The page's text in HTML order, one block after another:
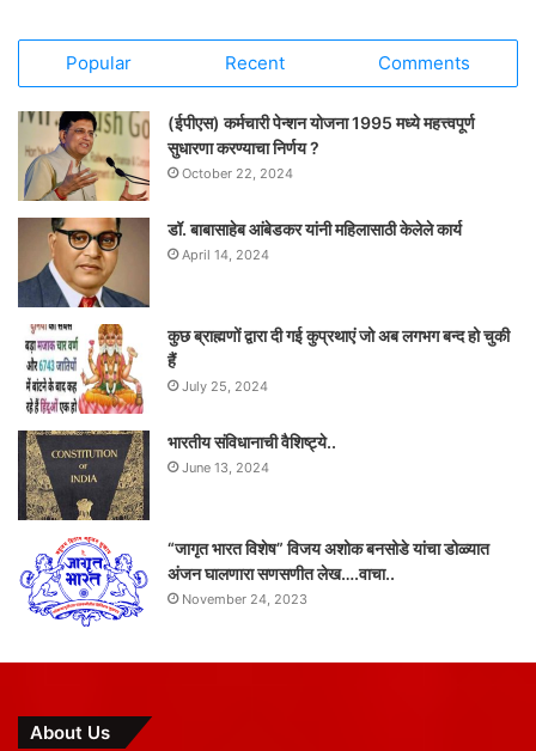
Popular Recent Comments
(ईपीएस) कर्मचारी पेन्शन योजना 1995 मध्ये महत्त्वपूर्ण
सुधारणा करण्याचा निर्णय ?
October 22, 2024
डॉ. बाबासाहेब आंबेडकर यांनी महिलासाठी केलेले कार्य
April 14, 2024
कुछ ब्राह्मणों द्वारा दी गई कुप्रथाएं जो अब लगभग बन्द हो चुकी
हैं
July 25, 2024
भारतीय संविधानाची वैशिष्ट्ये..
June 13, 2024
“जागृत भारत विशेष” विजय अशोक बनसोडे यांचा डोळ्यात
अंजन घालणारा सणसणीत लेख….वाचा..
November 24, 2023
About Us